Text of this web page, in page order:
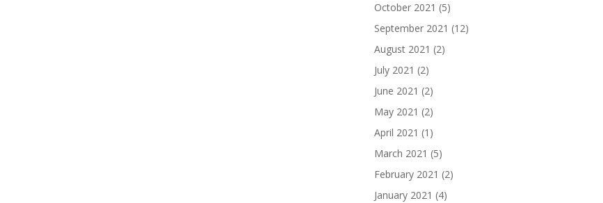
October 2021 (5)
September 2021 (12)
August 2021 (2)
July 2021 (2)
June 2021 (2)
May 2021 (2)
April 2021 (1)
March 2021 (5)
February 2021 (2)
January 2021 (4)